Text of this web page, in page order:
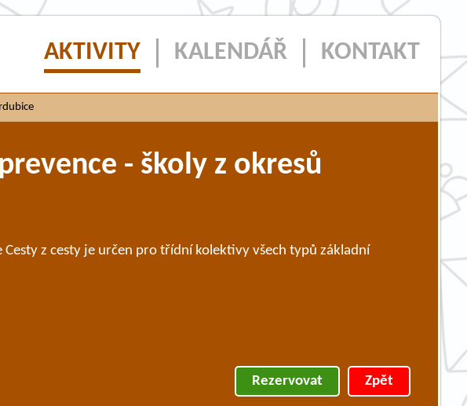
AKTIVITY KALENDÁŘ KONTAKT
- školy z okresů
z cesty je určen pro třídní kolektivy všech typů základní
Rezervovat Zpět